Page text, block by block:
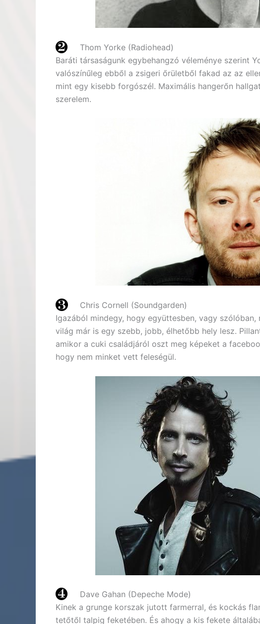
Thom Yorke (Radiohead)
Baráti társaságunk egybehangzó véleménye szerint
valószínűleg ebből a zsigeri őrületből fakad az az
mint egy kisebb forgószél. Maximális hangerőn
szerelem.
Chris Cornell (Soundgarden)
Igazából mindegy, hogy együttesben, vagy
világ már is egy szebb, jobb, élhetőbb hely lesz.
amikor a cuki családjáról oszt meg képeket a
hogy nem minket vett feleségül.
Dave Gahan (Depeche Mode)
Kinek a grunge korszak jutott farmerral, és kockás
tetőtől talpig feketében. És ahogy a kis fekete